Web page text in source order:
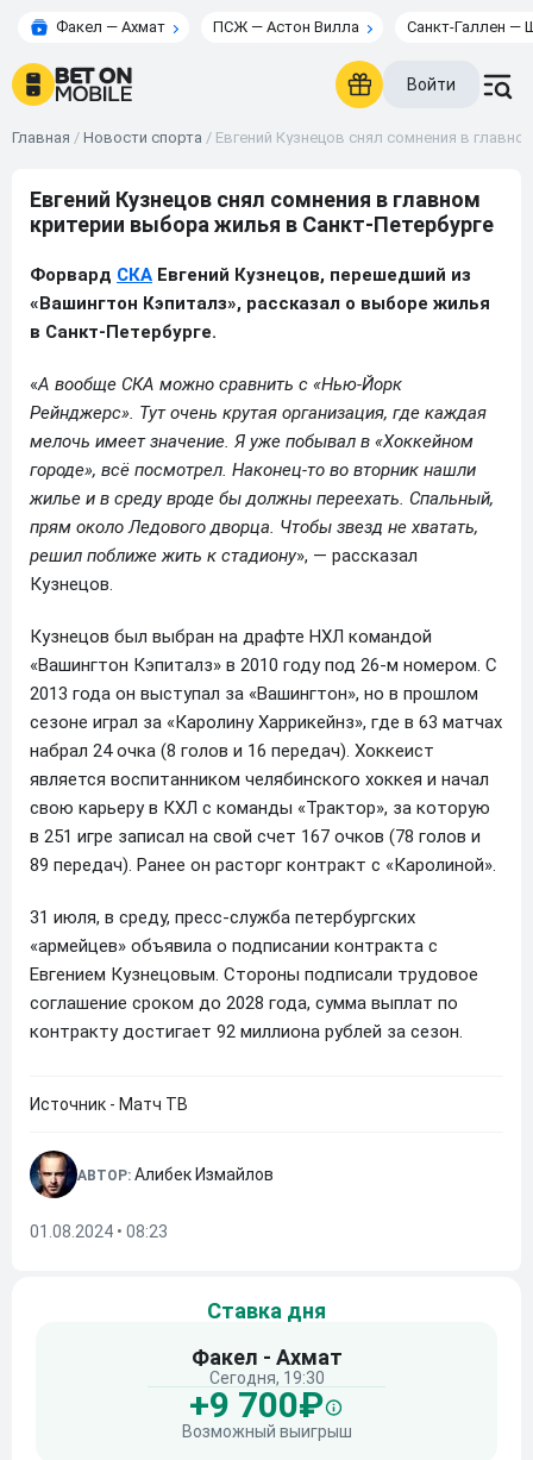
Факел — Ахмат ПСЖ — Астон Вилла Санкт-Галлен —
Войти
Главная / Новости спорта / Евгений Кузнецов снял сомнения в
Евгений Кузнецов снял сомнения в главном
критерии выбора жилья в Санкт-Петербурге
Форвард СКА Евгений Кузнецов, перешедший из
«Вашингтон Кэпиталз», рассказал о выборе жилья
в Санкт-Петербурге.
«А вообще СКА можно сравнить с «Нью‑Йорк
Рейнджерс». Тут очень крутая организация, где каждая
мелочь имеет значение. Я уже побывал в «Хоккейном
городе», всё посмотрел. Наконец‑то во вторник нашли
жилье и в среду вроде бы должны переехать. Спальный,
прям около Ледового дворца. Чтобы звезд не хватать,
решил поближе жить к стадиону», — рассказал
Кузнецов.
Кузнецов был выбран на драфте НХЛ командой
«Вашингтон Кэпиталз» в 2010 году под 26-м номером. С
2013 года он выступал за «Вашингтон», но в прошлом
сезоне играл за «Каролину Харрикейнз», где в 63 матчах
набрал 24 очка (8 голов и 16 передач). Хоккеист
является воспитанником челябинского хоккея и начал
свою карьеру в КХЛ с команды «Трактор», за которую
в 251 игре записал на свой счет 167 очков (78 голов и
89 передач). Ранее он расторг контракт с «Каролиной».
31 июля, в среду, пресс-служба петербургских
«армейцев» объявила о подписании контракта с
Евгением Кузнецовым. Стороны подписали трудовое
соглашение сроком до 2028 года, сумма выплат по
контракту достигает 92 миллиона рублей за сезон.
Источник - Матч ТВ
АВТОР: Алибек Измайлов
01.08.2024 • 08:23
Ставка дня
Факел - Ахмат
Сегодня, 19:30
+9 700₽
Возможный выигрыш